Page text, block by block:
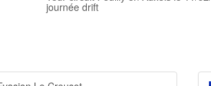
journée drift